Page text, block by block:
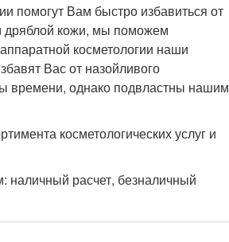
помогут Вам быстро избавиться от
дряблой кожи, мы поможем
косметологии наши
Вас от назойливого
времени, однако подвластны нашим
косметологических услуг и
наличный расчет, безналичный